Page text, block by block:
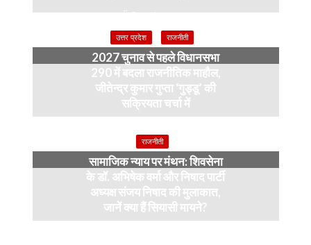
3 weeks ago
उत्तर प्रदेश राजनीती
2027 चुनाव से पहले विधानसभा
290 में बदला राजनीतिक माहौल,
जीतेन्द्र कुमार गुप्ता ‘गुड्डू’ की
सक्रियता चर्चा में
राजनीती
सामाजिक न्याय पर मंथन: शिवसेना
के डॉ. अभिषेक वर्मा और निषाद पार्टी
अध्यक्ष संजय निषाद की मुलाकात,
जानें क्या हैं सियासी मायने?